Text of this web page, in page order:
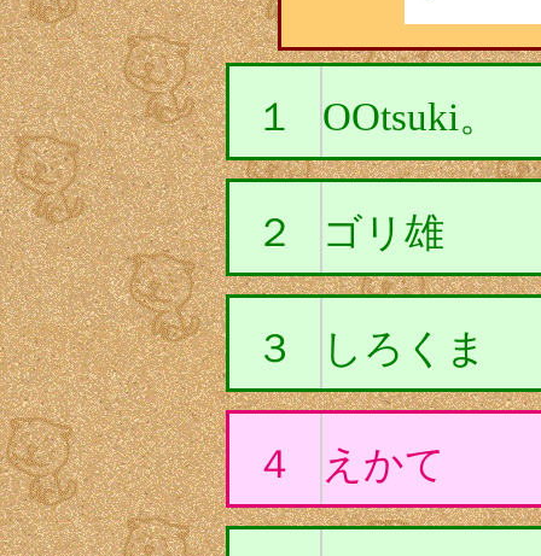
１ OOtsuki。
２ ゴリ雄
３ しろくま
４ えかて